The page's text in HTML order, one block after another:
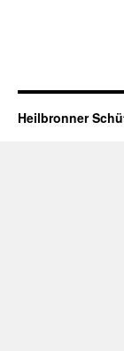
Heilbronner